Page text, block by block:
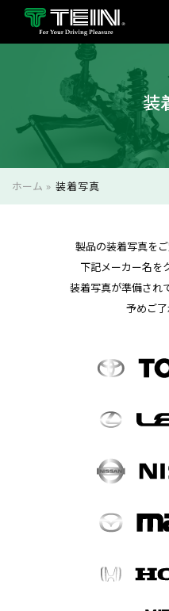
装
ホーム » 装着写真
製品の装着写真を
下記メーカー名を
装着写真が準備され
予めご了